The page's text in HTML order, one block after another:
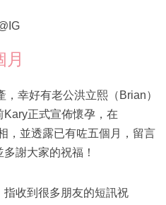
幸好有老公洪立熙（Brian）
正式宣佈懷孕，在
，並透露已有咗五個月，留言
謝大家的祝福！
收到很多朋友的短訊祝